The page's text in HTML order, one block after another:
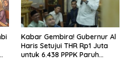
Kabar Gembira! Gubernur Al
Haris Setujui THR Rp1 Juta
untuk 6.438 PPPK Paruh